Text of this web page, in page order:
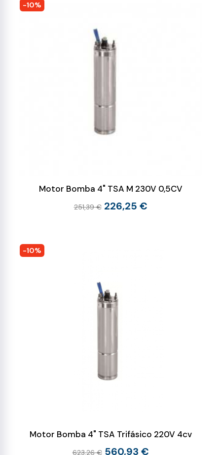
-10%
Motor Bomba 4" TSA M 230V 0,5CV
251,39 € 226,25 €
-10%
Motor Bomba 4" TSA Trifásico 220V 4cv
623,26 € 560,93 €